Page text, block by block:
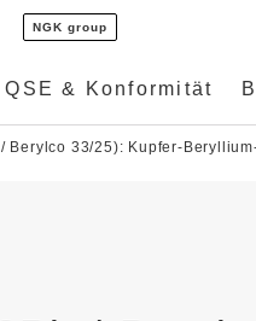
NGK group
QSE & Konformität
Berylco 33/25): Kupfer-